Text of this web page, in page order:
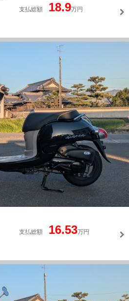
支払総額 18.9万円
支払総額 16.53万円